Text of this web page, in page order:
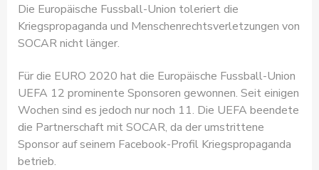
Die Europäische Fussball-Union toleriert die
Kriegspropaganda und Menschenrechtsverletzungen von
SOCAR nicht länger.
Für die EURO 2020 hat die Europäische Fussball-Union
UEFA 12 prominente Sponsoren gewonnen. Seit einigen
Wochen sind es jedoch nur noch 11. Die UEFA beendete
die Partnerschaft mit SOCAR, da der umstrittene
Sponsor auf seinem Facebook-Profil Kriegspropaganda
betrieb.